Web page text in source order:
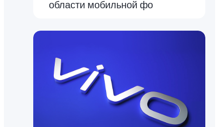
области мобильной фо